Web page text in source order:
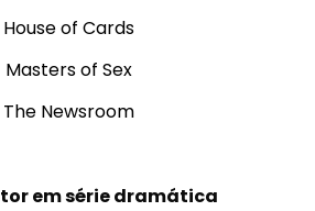
House of Cards
Masters of Sex
The Newsroom
em série dramática